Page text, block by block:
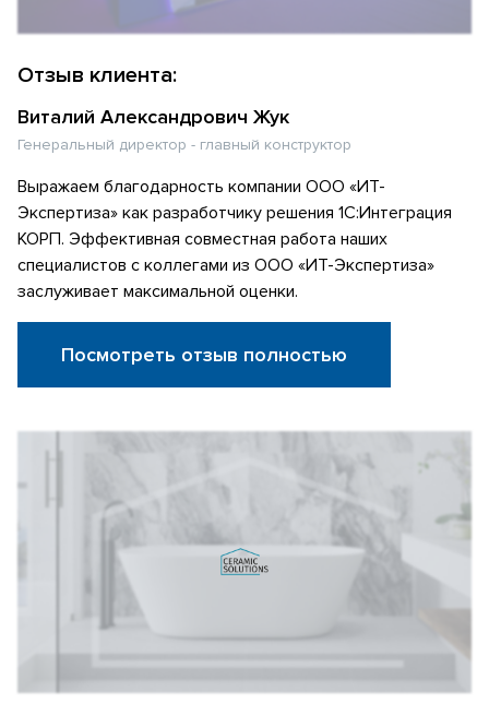
Отзыв клиента:
Виталий Александрович Жук
Генеральный директор - главный конструктор
Выражаем благодарность компании ООО «ИТ-
Экспертиза» как разработчику решения 1С:Интеграция
КОРП. Эффективная совместная работа наших
специалистов с коллегами из ООО «ИТ-Экспертиза»
заслуживает максимальной оценки.
Посмотреть отзыв полностью